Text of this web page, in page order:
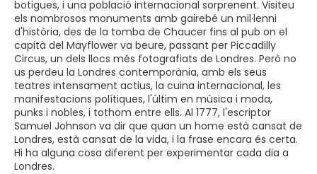
botigues, i una població internacional sorprenent. Visiteu
els nombrosos monuments amb gairebé un mil·lenni
d'història, des de la tomba de Chaucer fins al pub on el
capità del Mayflower va beure, passant per Piccadilly
Circus, un dels llocs més fotografiats de Londres. Però no
us perdeu la Londres contemporània, amb els seus
teatres intensament actius, la cuina internacional, les
manifestacions polítiques, l'últim en música i moda,
punks i nobles, i tothom entre ells. Al 1777, l'escriptor
Samuel Johnson va dir que quan un home està cansat de
Londres, està cansat de la vida, i la frase encara és certa.
Hi ha alguna cosa diferent per experimentar cada dia a
Londres.